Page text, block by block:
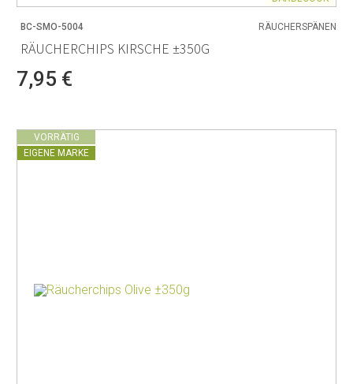
BC-SMO-5004 RÄUCHERSPÄNEN
RÄUCHERCHIPS KIRSCHE ±350G
7,95 €
VORRÄTIG
EIGENE MARKE